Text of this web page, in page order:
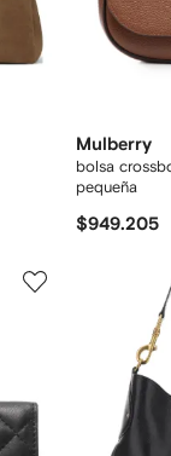
Mulberry
bolsa
pequeña
$949.205